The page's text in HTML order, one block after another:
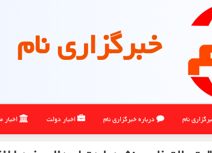
خبرگزاری نام
نام درباره خبرگزاری نام اخبار دولت